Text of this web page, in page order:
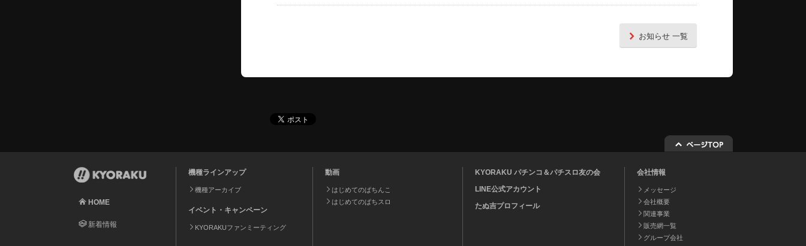
お知らせ 一覧
HOME
新着情報
機種ラインアップ
機種アーカイブ
イベント・キャンペーン
KYORAKUファンミーティング
動画
はじめてのぱちんこ
はじめてのぱちスロ
KYORAKU パチンコ＆パチスロ友の会
LINE公式アカウント
たぬ吉プロフィール
会社情報
メッセージ
会社概要
関連事業
販売網一覧
グループ会社